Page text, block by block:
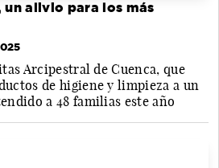
un alivio para los más
Arcipestral de Cuenca, que
de higiene y limpieza a un
a 48 familias este año